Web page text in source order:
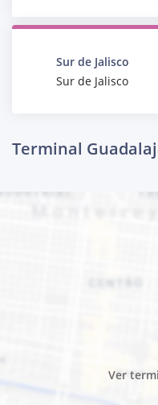
Sur de Jalisco
Sur de Jalisco
Terminal
Ver